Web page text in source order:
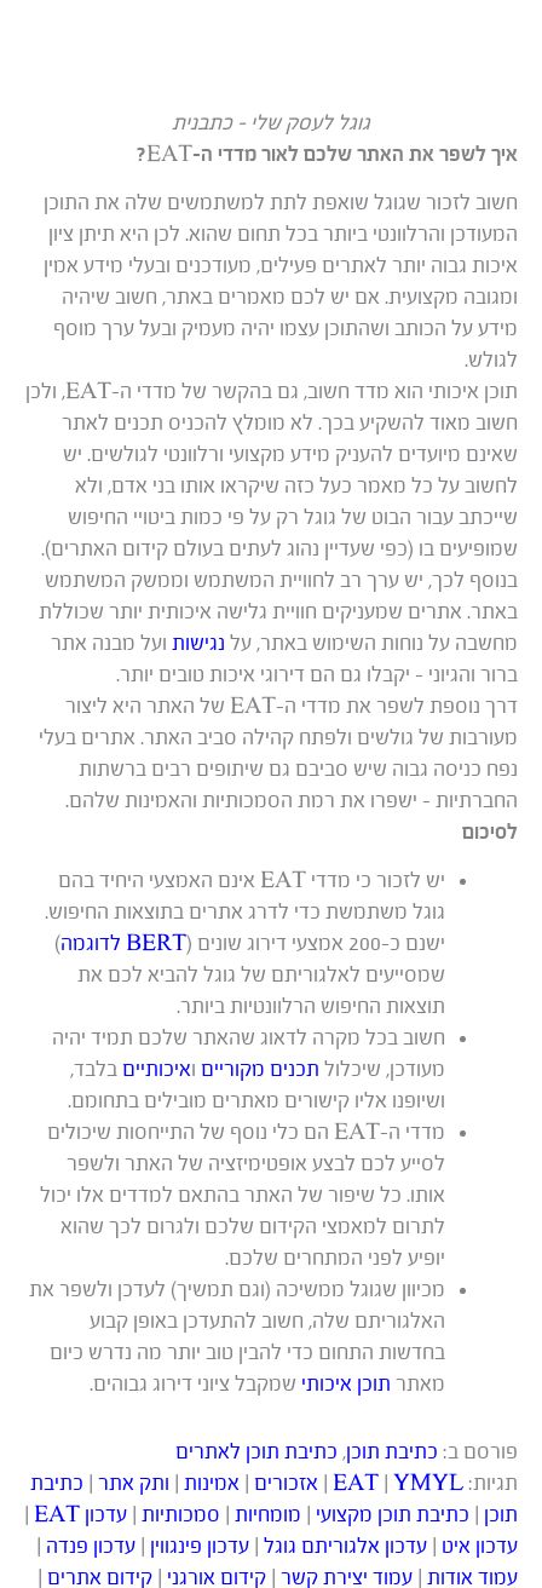
גוגל לעסק שלי – כתבנית
איך לשפר את האתר שלכם לאור מדדי ה-EAT?
חשוב לזכור שגוגל שואפת לתת למשתמשים שלה את התוכן
המעודכן והרלוונטי ביותר בכל תחום שהוא. לכן היא תיתן ציון
איכות גבוה יותר לאתרים פעילים, מעודכנים ובעלי מידע אמין
ומגובה מקצועית. אם יש לכם מאמרים באתר, חשוב שיהיה
מידע על הכותב ושהתוכן עצמו יהיה מעמיק ובעל ערך מוסף
לגולש.
תוכן איכותי הוא מדד חשוב, גם בהקשר של מדדי ה-EAT, ולכן
חשוב מאוד להשקיע בכך. לא מומלץ להכניס תכנים לאתר
שאינם מיועדים להעניק מידע מקצועי ורלוונטי לגולשים. יש
לחשוב על כל מאמר כעל כזה שיקראו אותו בני אדם, ולא
שייכתב עבור הבוט של גוגל רק על פי כמות ביטויי החיפוש
שמופיעים בו (כפי שעדיין נהוג לעתים בעולם קידום האתרים).
בנוסף לכך, יש ערך רב לחוויית המשתמש וממשק המשתמש
באתר. אתרים שמעניקים חוויית גלישה איכותית יותר שכוללת
מחשבה על נוחות השימוש באתר, על נגישות ועל מבנה אתר
ברור והגיוני – יקבלו גם הם דירוגי איכות טובים יותר.
דרך נוספת לשפר את מדדי ה-EAT של האתר היא ליצור
מעורבות של גולשים ולפתח קהילה סביב האתר. אתרים בעלי
נפח כניסה גבוה שיש סביבם גם שיתופים רבים ברשתות
החברתיות – ישפרו את רמת הסמכותיות והאמינות שלהם.
לסיכום
יש לזכור כי מדדי EAT אינם האמצעי היחיד בהם
גוגל משתמשת כדי לדרג אתרים בתוצאות החיפוש.
ישנם כ-200 אמצעי דירוג שונים (
BERT לדוגמה
)
שמסייעים לאלגוריתם של גוגל להביא לכם את
תוצאות החיפוש הרלוונטיות ביותר.
חשוב בכל מקרה לדאוג שהאתר שלכם תמיד יהיה
מעודכן, שיכלול תכנים מקוריים ואיכותייםבלבד,
ושיופנו אליו קישורים מאתרים מובילים בתחומם.
מדדי ה-EAT הם כלי נוסף של התייחסות שיכולים
לסייע לכם לבצע אופטימיזציה של האתר ולשפר
אותו. כל שיפור של האתר בהתאם למדדים אלו יכול
לתרום למאמצי הקידום שלכם ולגרום לכך שהוא
יופיע לפני המתחרים שלכם.
מכיוון שגוגל ממשיכה (וגם תמשיך) לעדכן ולשפר את
האלגוריתם שלה, חשוב להתעדכן באופן קבוע
בחדשות התחום כדי להבין טוב יותר מה נדרש כיום
מאתר תוכן איכותי שמקבל ציוני דירוג גבוהים.
פורסם ב: כתיבת תוכן, כתיבת תוכן לאתרים
תגיות:
EAT | YMYL
| אזכורים | אמינות | ותק אתר | כתיבת
תוכן | כתיבת תוכן מקצועי | מומחיות | סמכותיות | עדכון EAT
|
עדכון איט | עדכון אלגוריתם גוגל | עדכון פינגווין | עדכון פנדה |
עמוד אודות | עמוד יצירת קשר | קידום אורגני | קידום אתרים |